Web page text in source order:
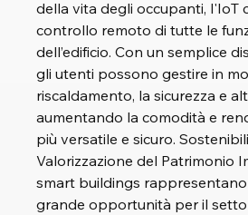
della vita degli occupanti, l'IoT
controllo remoto di tutte le
dell’edificio. Con un semplice
gli utenti possono gestire in
riscaldamento, la sicurezza e
aumentando la comodità e
più versatile e sicuro.
Valorizzazione del Patrimonio
smart buildings
grande opportunità per il